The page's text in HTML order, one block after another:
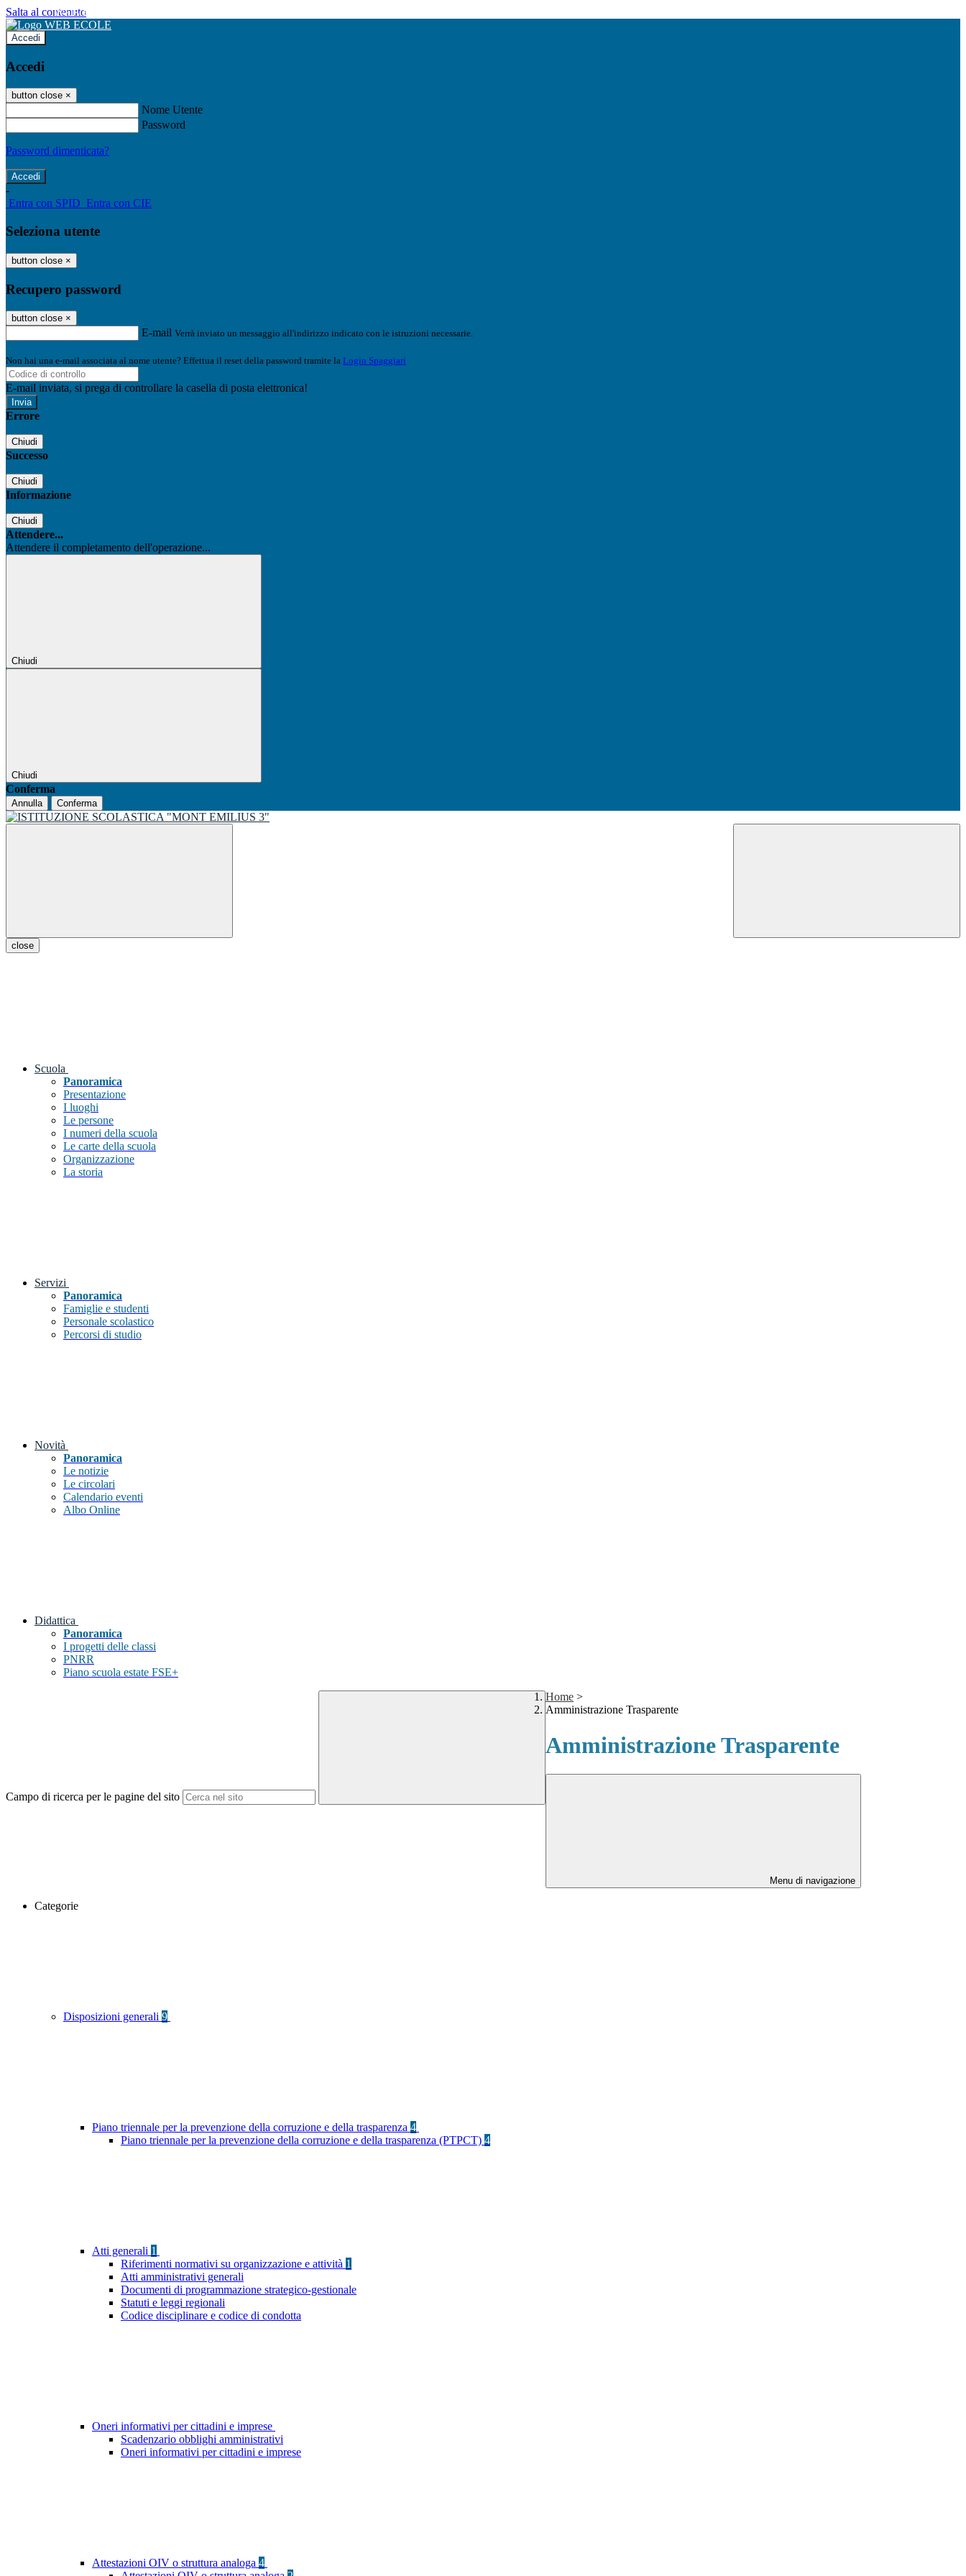
Salta al contenuto
WEB ECOLE
Accedi
Accedi
button close ×
Nome Utente
Password
Password dimenticata?
-
Entra con SPID Entra con CIE
Seleziona utente
button close ×
Recupero password
button close ×
E-mail Verrà inviato un messaggio all'indirizzo indicato con le istruzioni necessarie.
Non hai una e-mail associata al nome utente? Effettua il reset della password tramite la Login Spaggiari
E-mail inviata, si prega di controllare la casella di posta elettronica!
Errore
Chiudi
Successo
Chiudi
Informazione
Chiudi
Attendere...
Attendere il completamento dell'operazione...
Chiudi
Chiudi
Conferma
Annulla Conferma
close
Scuola
Panoramica
Presentazione
I luoghi
Le persone
I numeri della scuola
Le carte della scuola
Organizzazione
La storia
Servizi
Panoramica
Famiglie e studenti
Personale scolastico
Percorsi di studio
Novità
Panoramica
Le notizie
Le circolari
Calendario eventi
Albo Online
Didattica
Panoramica
I progetti delle classi
PNRR
Piano scuola estate FSE+
Campo di ricerca per le pagine del sito
Home >
Amministrazione Trasparente
Amministrazione Trasparente
Menu di navigazione
Categorie
Disposizioni generali 9
Piano triennale per la prevenzione della corruzione e della trasparenza 4
Piano triennale per la prevenzione della corruzione e della trasparenza (PTPCT) 4
Atti generali 1
Riferimenti normativi su organizzazione e attività 1
Atti amministrativi generali
Documenti di programmazione strategico-gestionale
Statuti e leggi regionali
Codice disciplinare e codice di condotta
Oneri informativi per cittadini e imprese
Scadenzario obblighi amministrativi
Oneri informativi per cittadini e imprese
Attestazioni OIV o struttura analoga 4